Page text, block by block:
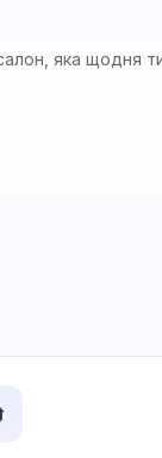
яка щодня